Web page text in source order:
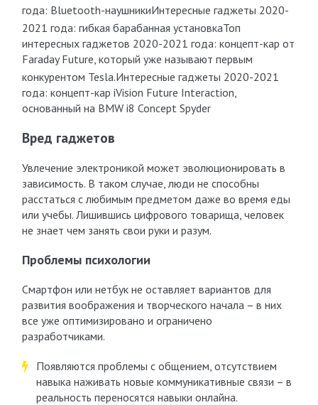
года: Bluetooth-наушникиИнтересные гаджеты 2020-
2021 года: гибкая барабанная установкаТоп
интересных гаджетов 2020-2021 года: концепт-кар от
Faraday Future, который уже называют первым
конкурентом Tesla.Интересные гаджеты 2020-2021
года: концепт-кар iVision Future Interaction,
основанный на BMW i8 Concept Spyder
Вред гаджетов
Увлечение электроникой может эволюционировать в
зависимость. В таком случае, люди не способны
расстаться с любимым предметом даже во время еды
или учебы. Лишившись цифрового товарища, человек
не знает чем занять свои руки и разум.
Проблемы психологии
Смартфон или нетбук не оставляет вариантов для
развития воображения и творческого начала – в них
все уже оптимизировано и ограничено
разработчиками.
Появляются проблемы с общением, отсутствием
навыка наживать новые коммуникативные связи – в
реальность переносятся навыки онлайна.